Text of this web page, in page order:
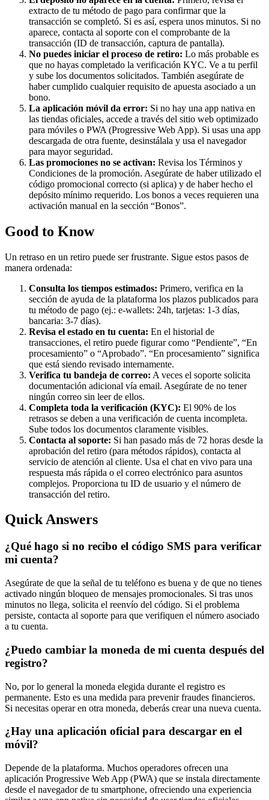
extracto de tu método de pago para confirmar que la
transacción se completó. Si es así, espera unos minutos. Si no
aparece, contacta al soporte con el comprobante de la
transacción (ID de transacción, captura de pantalla).
No puedes iniciar el proceso de retiro: Lo más probable es
que no hayas completado la verificación KYC. Ve a tu perfil
y sube los documentos solicitados. También asegúrate de
haber cumplido cualquier requisito de apuesta asociado a un
bono.
La aplicación móvil da error: Si no hay una app nativa en
las tiendas oficiales, accede a través del sitio web optimizado
para móviles o PWA (Progressive Web App). Si usas una app
descargada de otra fuente, desinstálala y usa el navegador
para mayor seguridad.
Las promociones no se activan: Revisa los Términos y
Condiciones de la promoción. Asegúrate de haber utilizado el
código promocional correcto (si aplica) y de haber hecho el
depósito mínimo requerido. Los bonos a veces requieren una
activación manual en la sección “Bonos”.
Good to Know
Un retraso en un retiro puede ser frustrante. Sigue estos pasos de
manera ordenada:
Consulta los tiempos estimados: Primero, verifica en la
sección de ayuda de la plataforma los plazos publicados para
tu método de pago (ej.: e-wallets: 24h, tarjetas: 1-3 días,
bancaria: 3-7 días).
Revisa el estado en tu cuenta: En el historial de
transacciones, el retiro puede figurar como “Pendiente”, “En
procesamiento” o “Aprobado”. “En procesamiento” significa
que está siendo revisado internamente.
Verifica tu bandeja de correo: A veces el soporte solicita
documentación adicional vía email. Asegúrate de no tener
ningún correo sin leer de ellos.
Completa toda la verificación (KYC): El 90% de los
retrasos se deben a una verificación de cuenta incompleta.
Sube todos los documentos claramente visibles.
Contacta al soporte: Si han pasado más de 72 horas desde la
aprobación del retiro (para métodos rápidos), contacta al
servicio de atención al cliente. Usa el chat en vivo para una
respuesta más rápida o el correo electrónico para asuntos
complejos. Proporciona tu ID de usuario y el número de
transacción del retiro.
Quick Answers
¿Qué hago si no recibo el código SMS para verificar
mi cuenta?
Asegúrate de que la señal de tu teléfono es buena y de que no tienes
activado ningún bloqueo de mensajes promocionales. Si tras unos
minutos no llega, solicita el reenvío del código. Si el problema
persiste, contacta al soporte para que verifiquen el número asociado
a tu cuenta.
¿Puedo cambiar la moneda de mi cuenta después del
registro?
No, por lo general la moneda elegida durante el registro es
permanente. Esto es una medida para prevenir fraudes financieros.
Si necesitas operar en otra moneda, deberás crear una nueva cuenta.
¿Hay una aplicación oficial para descargar en el
móvil?
Depende de la plataforma. Muchos operadores ofrecen una
aplicación Progressive Web App (PWA) que se instala directamente
desde el navegador de tu smartphone, ofreciendo una experiencia